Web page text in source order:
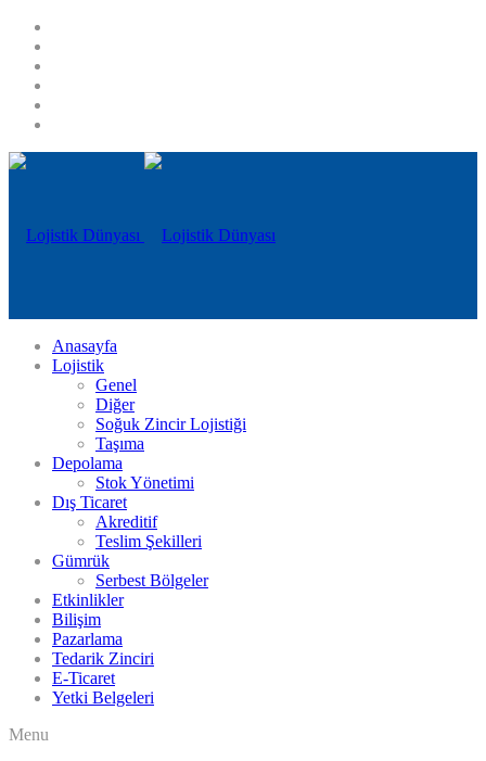
Anasayfa
Lojistik
Genel
Diğer
Soğuk Zincir Lojistiği
Taşıma
Depolama
Stok Yönetimi
Dış Ticaret
Akreditif
Teslim Şekilleri
Gümrük
Serbest Bölgeler
Etkinlikler
Bilişim
Pazarlama
Tedarik Zinciri
E-Ticaret
Yetki Belgeleri
Menu